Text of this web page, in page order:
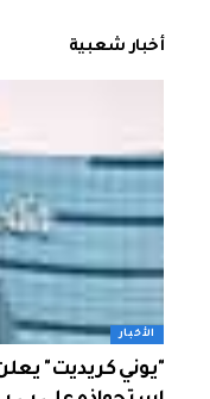
أخبار شعبية
الأخبار
"يوني كريديت"